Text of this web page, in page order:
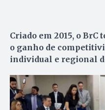
Criado em 2015, o
o ganho de
individual e regional